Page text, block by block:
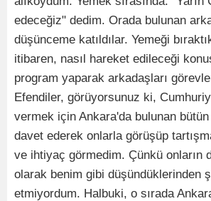
edeceğiz" dedim. Orada bulunan
düşünceme katıldılar. Yemeği
itibaren, nasıl hareket edileceği
program yaparak arkadaşları
Efendiler, görüyorsunuz ki,
vermek için Ankara'da bulunan bütün
davet ederek onlarla görüşüp
ve ihtiyaç görmedim. Çünkü onların
olarak benim gibi düşündüklerinden
etmiyordum. Halbuki, o sırada